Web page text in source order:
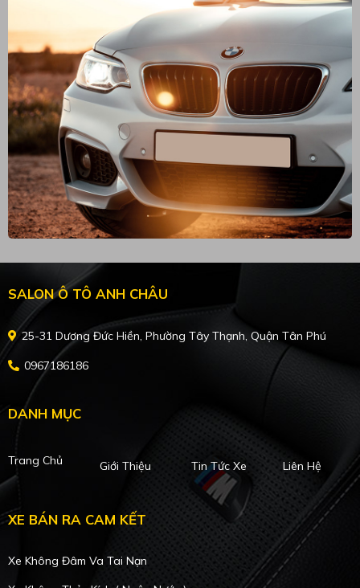
SALON Ô TÔ ANH CHÂU
25-31 Dương Đức Hiền, Phường Tây Thạnh, Quận Tân Phú
0967186186
DANH MỤC
Trang Chủ Giới Thiệu Tin Tức Xe Liên Hệ
XE BÁN RA CAM KẾT
Xe Không Đâm Va Tai Nạn